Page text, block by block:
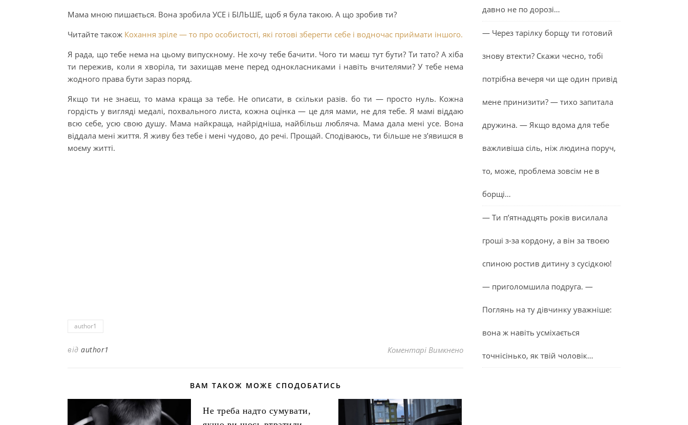
Мама мною пишається. Вона зробила УСЕ і БІЛЬШЕ, щоб я була такою. А що зробив ти?
Читайте також Кохання зріле — то про особистості, які готові зберегти себе і водночас приймати іншого.
Я рада, що тебе нема на цьому випускному. Не хочу тебе бачити. Чого ти маєш тут бути? Ти тато? А хіба
ти пережив, коли я хворіла, ти захищав мене перед однокласниками і навіть вчителями? У тебе нема
жодного права бути зараз поряд.
Якщо ти не знаєш, то мама краща за тебе. Не описати, в скільки разів. бо ти — просто нуль. Кожна
гордість у вигляді медалі, похвального листа, кожна оцінка — це для мами, не для тебе. Я мамі віддаю
всю себе, усю свою душу. Мама найкраща, найрідніша, найбільш любляча. Мама дала мені усе. Вона
віддала мені життя. Я живу без тебе і мені чудово, до речі. Прощай. Сподіваюсь, ти більше не з’явишся в
моєму житті.
author1
від author1 Коментарі Вимкненодо Ми інколи не мали що їсти. Щодня вибір між картоплею і
ВАМ ТАКОЖ МОЖЕ СПОДОБАТИСЬ
Не треба надто сумувати,
давно не по дорозі…
— Через тарілку борщу ти готовий
знову втекти? Скажи чесно, тобі
потрібна вечеря чи ще один привід
мене принизити? — тихо запитала
дружина. — Якщо вдома для тебе
важливіша сіль, ніж людина поруч,
то, може, проблема зовсім не в
борщі…
— Ти п’ятнадцять років висилала
гроші з-за кордону, а він за твоєю
спиною ростив дитину з сусідкою!
— приголомшила подруга. —
Поглянь на ту дівчинку уважніше:
вона ж навіть усміхається
точнісінько, як твій чоловік…